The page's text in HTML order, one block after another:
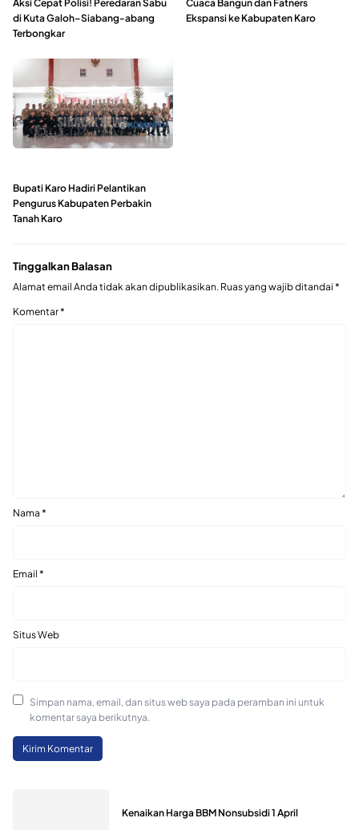
Aksi Cepat Polisi! Peredaran Sabu
di Kuta Galoh–Siabang-abang
Terbongkar
Cuaca Bangun dan Fatners
Ekspansi ke Kabupaten Karo
Bupati Karo Hadiri Pelantikan
Pengurus Kabupaten Perbakin
Tanah Karo
Tinggalkan Balasan
Alamat email Anda tidak akan dipublikasikan. Ruas yang wajib ditandai *
Komentar*
Nama *
Email *
Situs Web
Simpan nama, email, dan situs web saya pada peramban ini untuk
komentar saya berikutnya.
Kenaikan Harga BBM Nonsubsidi 1 April